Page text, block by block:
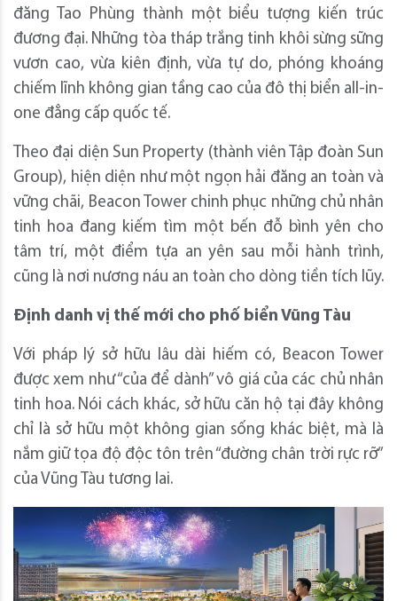
đăng Tao Phùng thành một biểu tượng kiến trúc
đương đại. Những tòa tháp trắng tinh khôi sừng sững
vươn cao, vừa kiên định, vừa tự do, phóng khoáng
chiếm lĩnh không gian tầng cao của đô thị biển all-in-
one đẳng cấp quốc tế.
Theo đại diện Sun Property (thành viên Tập đoàn Sun
Group), hiện diện như một ngọn hải đăng an toàn và
vững chãi, Beacon Tower chinh phục những chủ nhân
tinh hoa đang kiếm tìm một bến đỗ bình yên cho
tâm trí, một điểm tựa an yên sau mỗi hành trình,
cũng là nơi nương náu an toàn cho dòng tiền tích lũy.
Định danh vị thế mới cho phố biển Vũng Tàu
Với pháp lý sở hữu lâu dài hiếm có, Beacon Tower
được xem như “của để dành” vô giá của các chủ nhân
tinh hoa. Nói cách khác, sở hữu căn hộ tại đây không
chỉ là sở hữu một không gian sống khác biệt, mà là
nắm giữ tọa độ độc tôn trên “đường chân trời rực rỡ”
của Vũng Tàu tương lai.